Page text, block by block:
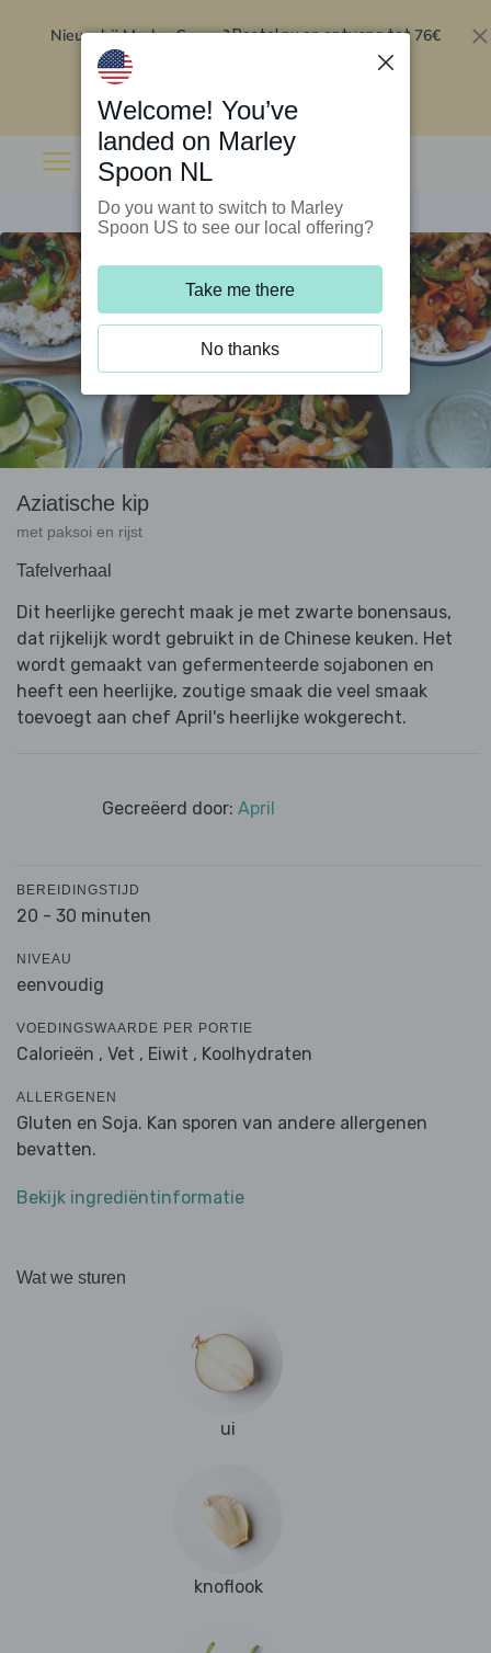
Nieuw bij Marley Spoon?Bestel nu en ontvang tot 76€
Aziatische kip
met paksoi en rijst
Tafelverhaal
Dit heerlijke gerecht maak je met zwarte bonensaus,
dat rijkelijk wordt gebruikt in de Chinese keuken. Het
wordt gemaakt van gefermenteerde sojabonen en
heeft een heerlijke, zoutige smaak die veel smaak
toevoegt aan chef April's heerlijke wokgerecht.
Gecreëerd door: April
BEREIDINGSTIJD
20 - 30 minuten
NIVEAU
eenvoudig
VOEDINGSWAARDE PER PORTIE
Calorieën , Vet , Eiwit , Koolhydraten
ALLERGENEN
Gluten en Soja. Kan sporen van andere allergenen
bevatten.
Bekijk ingrediëntinformatie
Wat we sturen
ui
knoflook
Welcome! You’ve
landed on Marley
Spoon NL
Do you want to switch to Marley
Spoon US to see our local offering?
Take me there
No thanks